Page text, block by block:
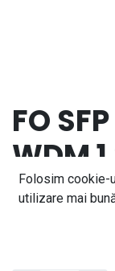
FO
WDM
RX 1310
Folosim cookie-
utilizare mai